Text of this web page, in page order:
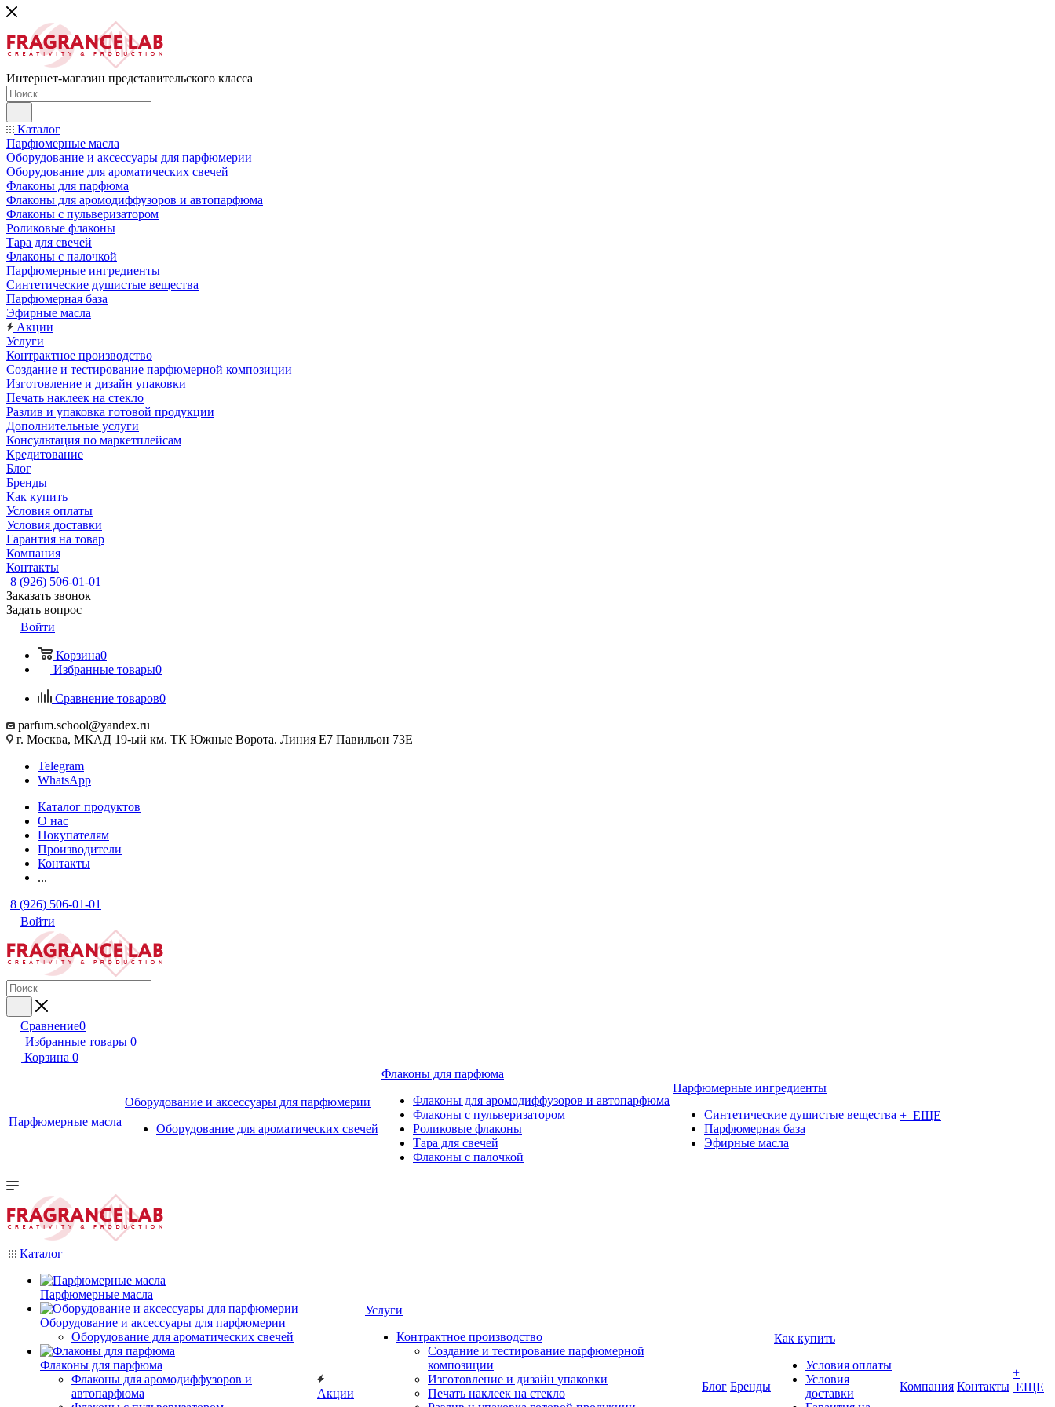
Интернет-магазин представительского класса
Каталог
Парфюмерные масла
Оборудование и аксессуары для парфюмерии
Оборудование для ароматических свечей
Флаконы для парфюма
Флаконы для аромодиффузоров и автопарфюма
Флаконы с пульверизатором
Роликовые флаконы
Тара для свечей
Флаконы с палочкой
Парфюмерные ингредиенты
Синтетические душистые вещества
Парфюмерная база
Эфирные масла
Акции
Услуги
Контрактное производство
Создание и тестирование парфюмерной композиции
Изготовление и дизайн упаковки
Печать наклеек на стекло
Разлив и упаковка готовой продукции
Дополнительные услуги
Консультация по маркетплейсам
Кредитование
Блог
Бренды
Как купить
Условия оплаты
Условия доставки
Гарантия на товар
Компания
Контакты
8 (926) 506-01-01
Заказать звонок
Задать вопрос
Войти
Корзина0
Избранные товары0
Сравнение товаров0
parfum.school@yandex.ru
г. Москва, МКАД 19-ый км. ТК Южные Ворота. Линия Е7 Павильон 73Е
Telegram
WhatsApp
Каталог продуктов
О нас
Покупателям
Производители
Контакты
...
8 (926) 506-01-01
Войти
Сравнение0
Избранные товары 0
Корзина 0
Парфюмерные масла
Оборудование и аксессуары для парфюмерии
Оборудование для ароматических свечей
Флаконы для парфюма
Флаконы для аромодиффузоров и автопарфюма
Флаконы с пульверизатором
Роликовые флаконы
Тара для свечей
Флаконы с палочкой
Парфюмерные ингредиенты
Синтетические душистые вещества
Парфюмерная база
Эфирные масла
+ ЕЩЕ
Каталог
Парфюмерные масла
Оборудование и аксессуары для парфюмерии
Оборудование для ароматических свечей
Флаконы для парфюма
Флаконы для аромодиффузоров и
автопарфюма
Акции
Услуги
Контрактное производство
Создание и тестирование парфюмерной
композиции
Изготовление и дизайн упаковки
Печать наклеек на стекло
Блог Бренды
Как купить
Условия оплаты
Условия
доставки
Компания Контакты
+
ЕЩЕ